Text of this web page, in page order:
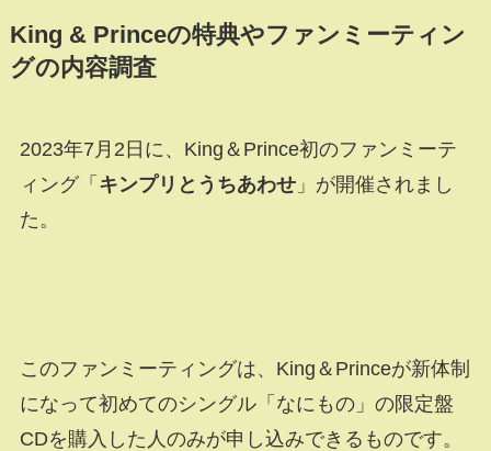
King & Princeの特典やファンミーティン
グの内容調査
2023年7月2日に、King＆Prince初のファンミーテ
ィング「 キンプリとうちあわせ」が開催されまし
た。
このファンミーティングは、King＆Princeが新体制
になって初めてのシングル「なにもの」の限定盤
CDを購入した人のみが申し込みできるものです。